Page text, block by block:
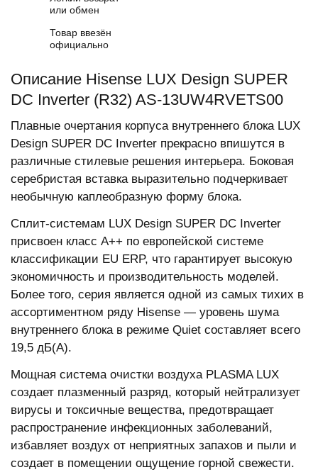
или обмен
Товар ввезён
официально
Описание Hisense LUX Design SUPER
DC Inverter (R32) AS-13UW4RVETS00
Плавные очертания корпуса внутреннего блока LUX
Design SUPER DC Inverter прекрасно впишутся в
различные стилевые решения интерьера. Боковая
серебристая вставка выразительно подчеркивает
необычную каплеобразную форму блока.
Сплит-системам LUX Design SUPER DC Inverter
присвоен класс А++ по европейской системе
классификации EU ERP, что гарантирует высокую
экономичность и производительность моделей.
Более того, серия является одной из самых тихих в
ассортиментном ряду Hisense — уровень шума
внутреннего блока в режиме Quiet составляет всего
19,5 дБ(А).
Мощная система очистки воздуха PLASMA LUX
создает плазменный разряд, который нейтрализует
вирусы и токсичные вещества, предотвращает
распространение инфекционных заболеваний,
избавляет воздух от неприятных запахов и пыли и
создает в помещении ощущение горной свежести.